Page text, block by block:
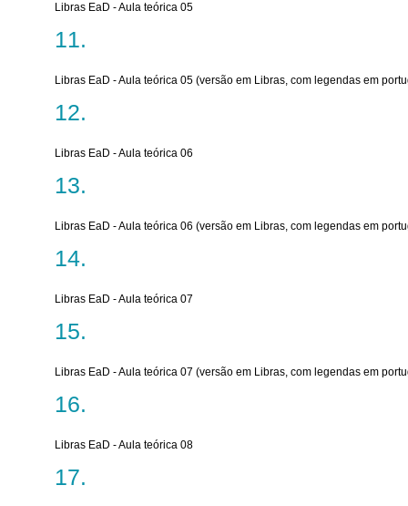
Libras EaD - Aula teórica 05
Libras EaD - Aula teórica 05 (versão em Libras, com legendas em
Libras EaD - Aula teórica 06
Libras EaD - Aula teórica 06 (versão em Libras, com legendas em
Libras EaD - Aula teórica 07
Libras EaD - Aula teórica 07 (versão em Libras, com legendas em
Libras EaD - Aula teórica 08